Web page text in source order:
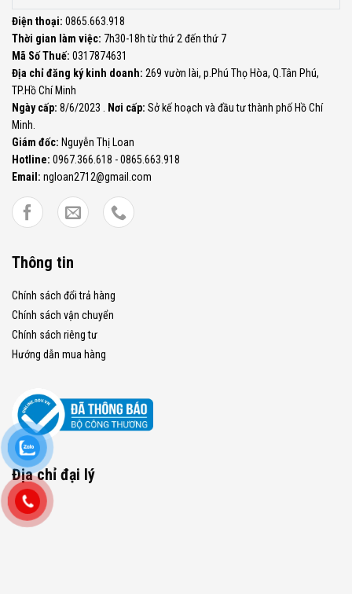
Điện thoại: 0865.663.918
Thời gian làm việc: 7h30-18h từ thứ 2 đến thứ 7
Mã Số Thuế: 0317874631
Địa chỉ đăng ký kinh doanh: 269 vườn lài, p.Phú Thọ Hòa, Q.Tân Phú,
TP.Hồ Chí Minh
Ngày cấp: 8/6/2023 . Nơi cấp: Sở kế hoạch và đầu tư thành phố Hồ Chí
Minh.
Giám đốc: Nguyễn Thị Loan
Hotline: 0967.366.618 - 0865.663.918
Email: ngloan2712@gmail.com
Thông tin
Chính sách đổi trả hàng
Chính sách vận chuyển
Chính sách riêng tư
Hướng dẫn mua hàng
Địa chỉ đại lý